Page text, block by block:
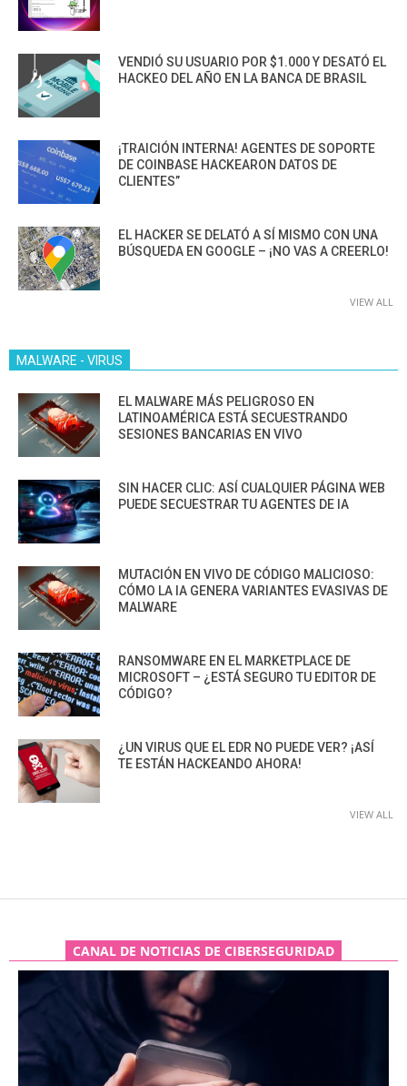
VENDIÓ SU USUARIO POR $1.000 Y DESATÓ EL
HACKEO DEL AÑO EN LA BANCA DE BRASIL
¡TRAICIÓN INTERNA! AGENTES DE SOPORTE
DE COINBASE HACKEARON DATOS DE
CLIENTES”
EL HACKER SE DELATÓ A SÍ MISMO CON UNA
BÚSQUEDA EN GOOGLE – ¡NO VAS A CREERLO!
VIEW ALL
MALWARE - VIRUS
EL MALWARE MÁS PELIGROSO EN
LATINOAMÉRICA ESTÁ SECUESTRANDO
SESIONES BANCARIAS EN VIVO
SIN HACER CLIC: ASÍ CUALQUIER PÁGINA WEB
PUEDE SECUESTRAR TU AGENTES DE IA
MUTACIÓN EN VIVO DE CÓDIGO MALICIOSO:
CÓMO LA IA GENERA VARIANTES EVASIVAS DE
MALWARE
RANSOMWARE EN EL MARKETPLACE DE
MICROSOFT – ¿ESTÁ SEGURO TU EDITOR DE
CÓDIGO?
¿UN VIRUS QUE EL EDR NO PUEDE VER? ¡ASÍ
TE ESTÁN HACKEANDO AHORA!
VIEW ALL
CANAL DE NOTICIAS DE CIBERSEGURIDAD